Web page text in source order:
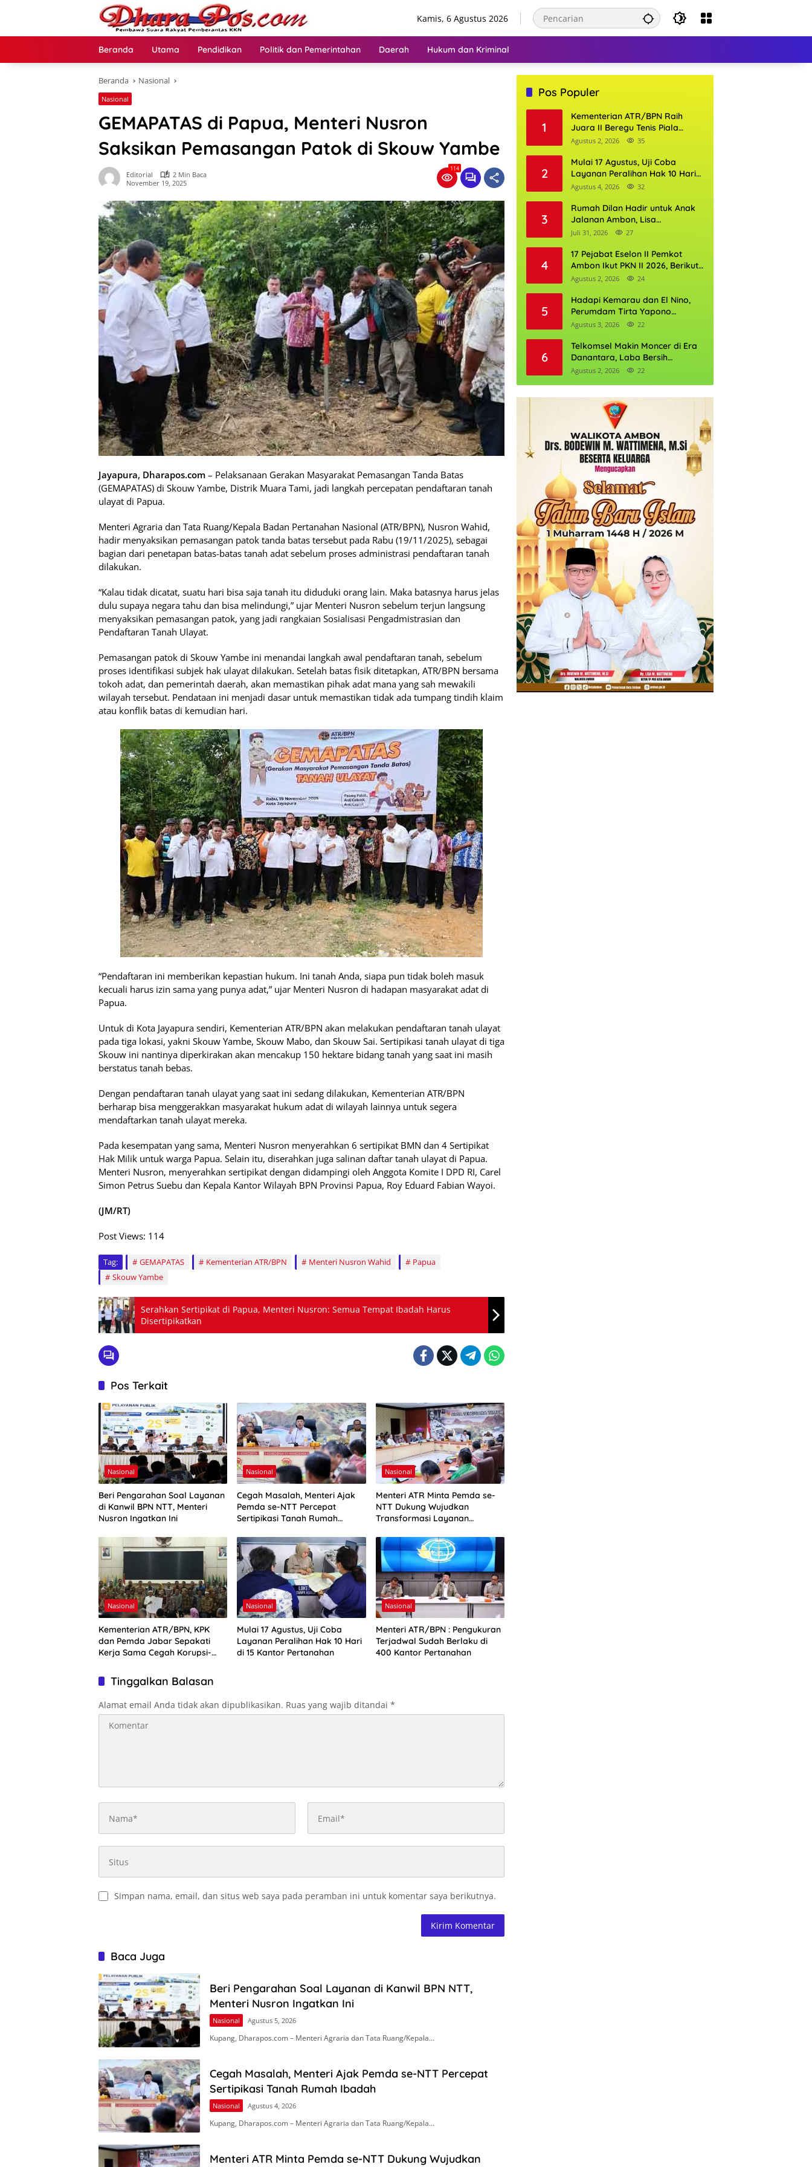
Kamis, 6 Agustus 2026
Beranda Utama Pendidikan Politik dan Pemerintahan Daerah Hukum dan Kriminal
Beranda Nasional
Nasional
GEMAPATAS di Papua, Menteri Nusron
Saksikan Pemasangan Patok di Skouw Yambe
Editorial
2 Min Baca
November 19, 2025
114
Jayapura, Dharapos.com – Pelaksanaan Gerakan Masyarakat Pemasangan Tanda Batas
(GEMAPATAS) di Skouw Yambe, Distrik Muara Tami, jadi langkah percepatan pendaftaran tanah
ulayat di Papua.
Menteri Agraria dan Tata Ruang/Kepala Badan Pertanahan Nasional (ATR/BPN), Nusron Wahid,
hadir menyaksikan pemasangan patok tanda batas tersebut pada Rabu (19/11/2025), sebagai
bagian dari penetapan batas-batas tanah adat sebelum proses administrasi pendaftaran tanah
dilakukan.
“Kalau tidak dicatat, suatu hari bisa saja tanah itu diduduki orang lain. Maka batasnya harus jelas
dulu supaya negara tahu dan bisa melindungi,” ujar Menteri Nusron sebelum terjun langsung
menyaksikan pemasangan patok, yang jadi rangkaian Sosialisasi Pengadmistrasian dan
Pendaftaran Tanah Ulayat.
Pemasangan patok di Skouw Yambe ini menandai langkah awal pendaftaran tanah, sebelum
proses identifikasi subjek hak ulayat dilakukan. Setelah batas fisik ditetapkan, ATR/BPN bersama
tokoh adat, dan pemerintah daerah, akan memastikan pihak adat mana yang sah mewakili
wilayah tersebut. Pendataan ini menjadi dasar untuk memastikan tidak ada tumpang tindih klaim
atau konflik batas di kemudian hari.
“Pendaftaran ini memberikan kepastian hukum. Ini tanah Anda, siapa pun tidak boleh masuk
kecuali harus izin sama yang punya adat,” ujar Menteri Nusron di hadapan masyarakat adat di
Papua.
Untuk di Kota Jayapura sendiri, Kementerian ATR/BPN akan melakukan pendaftaran tanah ulayat
pada tiga lokasi, yakni Skouw Yambe, Skouw Mabo, dan Skouw Sai. Sertipikasi tanah ulayat di tiga
Skouw ini nantinya diperkirakan akan mencakup 150 hektare bidang tanah yang saat ini masih
berstatus tanah bebas.
Dengan pendaftaran tanah ulayat yang saat ini sedang dilakukan, Kementerian ATR/BPN
berharap bisa menggerakkan masyarakat hukum adat di wilayah lainnya untuk segera
mendaftarkan tanah ulayat mereka.
Pada kesempatan yang sama, Menteri Nusron menyerahkan 6 sertipikat BMN dan 4 Sertipikat
Hak Milik untuk warga Papua. Selain itu, diserahkan juga salinan daftar tanah ulayat di Papua.
Menteri Nusron, menyerahkan sertipikat dengan didampingi oleh Anggota Komite I DPD RI, Carel
Simon Petrus Suebu dan Kepala Kantor Wilayah BPN Provinsi Papua, Roy Eduard Fabian Wayoi.
(JM/RT)
Post Views: 114
Tag: GEMAPATAS Kementerian ATR/BPN Menteri Nusron Wahid
Papua
Skouw Yambe
Serahkan Sertipikat di Papua, Menteri Nusron: Semua Tempat Ibadah Harus
Disertipikatkan
Pos Terkait
Nasional
Beri Pengarahan Soal Layanan
di Kanwil BPN NTT, Menteri
Nusron Ingatkan Ini
Nasional
Cegah Masalah, Menteri Ajak
Pemda se-NTT Percepat
Sertipikasi Tanah Rumah
Nasional
Menteri ATR Minta Pemda se-
NTT Dukung Wujudkan
Transformasi Layanan
Nasional
Kementerian ATR/BPN, KPK
dan Pemda Jabar Sepakati
Kerja Sama Cegah Korupsi-
Nasional
Mulai 17 Agustus, Uji Coba
Layanan Peralihan Hak 10 Hari
di 15 Kantor Pertanahan
Nasional
Menteri ATR/BPN : Pengukuran
Terjadwal Sudah Berlaku di
400 Kantor Pertanahan
Tinggalkan Balasan
Alamat email Anda tidak akan dipublikasikan. Ruas yang wajib ditandai *
Simpan nama, email, dan situs web saya pada peramban ini untuk komentar saya berikutnya.
Baca Juga
Beri Pengarahan Soal Layanan di Kanwil BPN NTT,
Menteri Nusron Ingatkan Ini
Nasional Agustus 5, 2026
Kupang, Dharapos.com – Menteri Agraria dan Tata Ruang/Kepala…
Cegah Masalah, Menteri Ajak Pemda se-NTT Percepat
Sertipikasi Tanah Rumah Ibadah
Nasional Agustus 4, 2026
Kupang, Dharapos.com – Menteri Agraria dan Tata Ruang/Kepala…
Menteri ATR Minta Pemda se-NTT Dukung Wujudkan
Pos Populer
1
Kementerian ATR/BPN Raih
Juara II Beregu Tenis Piala
Gubernur DKI Jakarta 2026
Agustus 2, 2026 35
2
Mulai 17 Agustus, Uji Coba
Layanan Peralihan Hak 10 Hari
di 15 Kantor Pertanahan
Agustus 4, 2026 32
3
Rumah Dilan Hadir untuk Anak
Jalanan Ambon, Lisa
Wattimena: Tak Ada Anak yang
Depannya
Juli 31, 2026 27
4
17 Pejabat Eselon II Pemkot
Ambon Ikut PKN II 2026, Berikut
Daftarnya
Agustus 2, 2026 24
5
Hadapi Kemarau dan El Nino,
Perumdam Tirta Yapono
Perkuat Cadangan Air Ambon
Agustus 3, 2026 22
6
Telkomsel Makin Moncer di Era
Danantara, Laba Bersih
Semester I 2026 Tembus Rp10,4
Agustus 2, 2026 22